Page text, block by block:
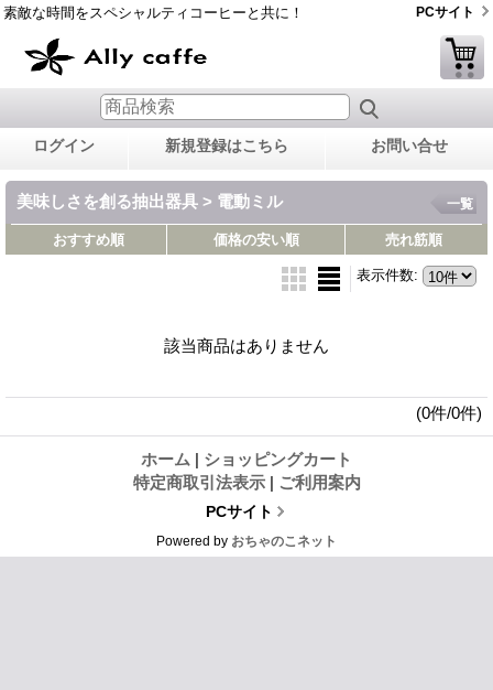
素敵な時間をスペシャルティコーヒーと共に！ PCサイト
ログイン 新規登録はこちら お問い合せ
美味しさを創る抽出器具 > 電動ミル 一覧
おすすめ順 価格の安い順 売れ筋順
表示件数:
該当商品はありません
(0件/0件)
ホーム | ショッピングカート
特定商取引法表示 | ご利用案内
PCサイト
Powered by おちゃのこネット